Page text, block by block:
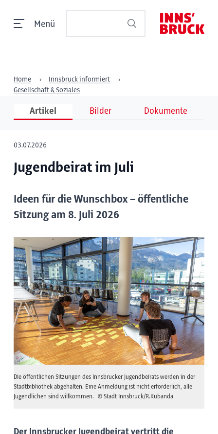
Menü
Home
Innsbruck informiert
Gesellschaft & Soziales
Artikel Bilder Dokumente
03.07.2026
Jugendbeirat im Juli
Ideen für die Wunschbox – öffentliche
Sitzung am 8. Juli 2026
Die öffentlichen Sitzungen des Innsbrucker Jugendbeirats werden in der
Stadtbibliothek abgehalten. Eine Anmeldung ist nicht erforderlich, alle
Jugendlichen sind willkommen.
© Stadt Innsbruck/R.Kubanda